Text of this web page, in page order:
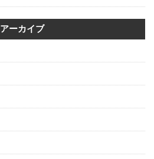
アーカイブ